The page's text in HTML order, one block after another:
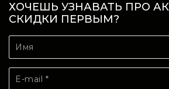
ХОЧЕШЬ УЗНАВАТЬ ПРО
СКИДКИ ПЕРВЫМ?